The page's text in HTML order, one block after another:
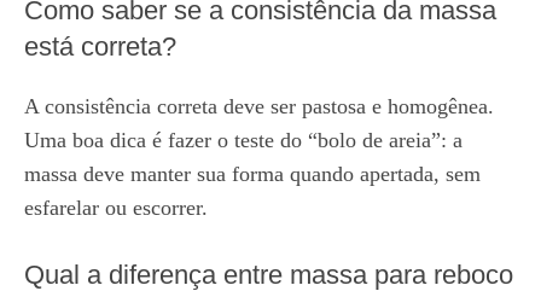
Como saber se a consistência da massa
está correta?
A consistência correta deve ser pastosa e homogênea.
Uma boa dica é fazer o teste do “bolo de areia”: a
massa deve manter sua forma quando apertada, sem
esfarelar ou escorrer.
Qual a diferença entre massa para reboco